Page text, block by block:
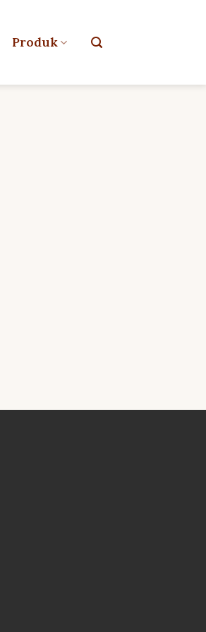
Produk